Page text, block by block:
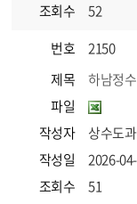
조회수
52
번호
2150
제목
하남정
파일
작성자
상수도과
작성일
2026-
조회수
51